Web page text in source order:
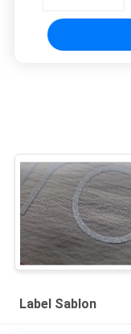
Label Sablon